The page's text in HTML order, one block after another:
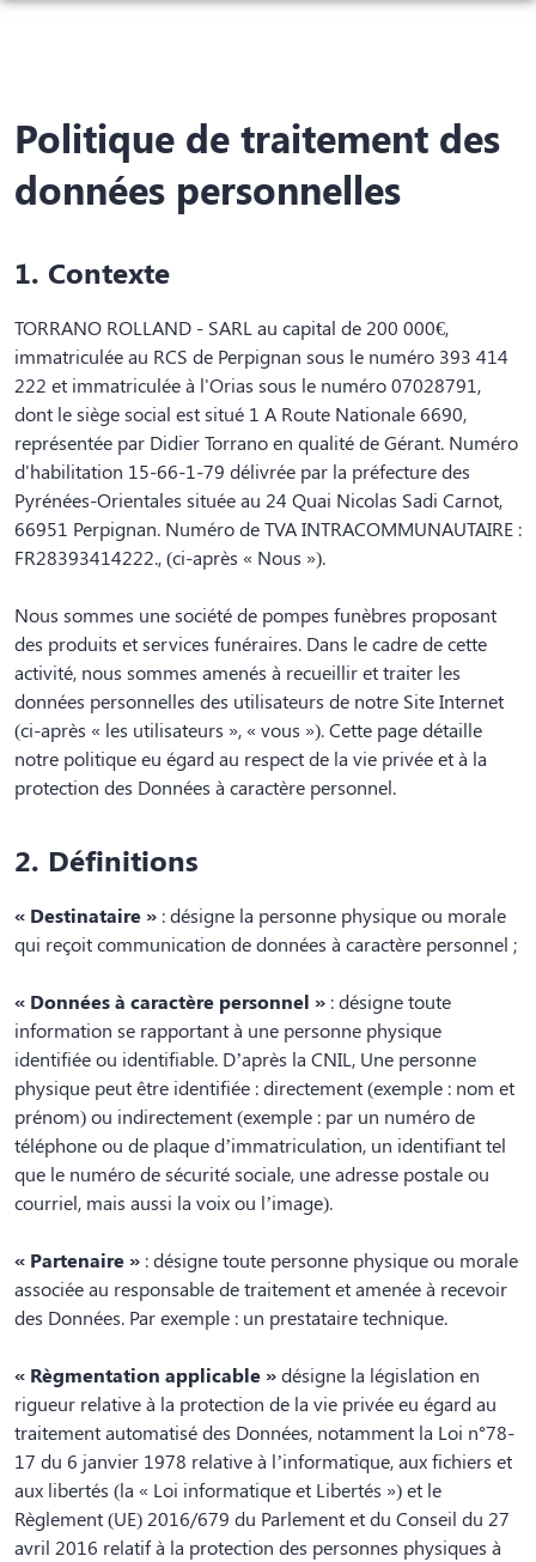
PRÉVOIR SES OBSÈQUES
MONUMENTS FUNÉRAIRES
SERVICES AUX FAMILLES
SOREDE
SAINT-ANDRE
NOS CHAMBRES FUNERAIRES
PALAU-DEL-VIDRE
SAINT-ANDRÉ
NOTRE HISTOIRE
NOS VILLES
PALAU-DEL-VIDRE
VILLELONGUE-DELS-MONTS
SAINT-GENIS-DES-FONTAINES
ARGELES-SUR-MER
LAROQUE-DES-ALBERES
Politique de traitement des
données personnelles
1. Contexte
TORRANO ROLLAND - SARL au capital de 200 000€,
immatriculée au RCS de Perpignan sous le numéro 393 414
222 et immatriculée à l'Orias sous le numéro 07028791,
dont le siège social est situé 1 A Route Nationale 6690,
représentée par Didier Torrano en qualité de Gérant. Numéro
d'habilitation 15-66-1-79 délivrée par la préfecture des
Pyrénées-Orientales située au 24 Quai Nicolas Sadi Carnot,
66951 Perpignan. Numéro de TVA INTRACOMMUNAUTAIRE :
FR28393414222., (ci-après « Nous »).
Nous sommes une société de pompes funèbres proposant
des produits et services funéraires. Dans le cadre de cette
activité, nous sommes amenés à recueillir et traiter les
données personnelles des utilisateurs de notre Site Internet
(ci-après « les utilisateurs », « vous »). Cette page détaille
notre politique eu égard au respect de la vie privée et à la
protection des Données à caractère personnel.
2. Définitions
« Destinataire » : désigne la personne physique ou morale
qui reçoit communication de données à caractère personnel ;
« Données à caractère personnel » : désigne toute
information se rapportant à une personne physique
identifiée ou identifiable. D’après la CNIL, Une personne
physique peut être identifiée : directement (exemple : nom et
prénom) ou indirectement (exemple : par un numéro de
téléphone ou de plaque d’immatriculation, un identifiant tel
que le numéro de sécurité sociale, une adresse postale ou
courriel, mais aussi la voix ou l’image).
« Partenaire » : désigne toute personne physique ou morale
associée au responsable de traitement et amenée à recevoir
des Données. Par exemple : un prestataire technique.
« Règmentation applicable »désigne la législation en
rigueur relative à la protection de la vie privée eu égard au
traitement automatisé des Données, notamment la Loi n°78-
17 du 6 janvier 1978 relative à l’informatique, aux fichiers et
aux libertés (la « Loi informatique et Libertés ») et le
Règlement (UE) 2016/679 du Parlement et du Conseil du 27
avril 2016 relatif à la protection des personnes physiques à